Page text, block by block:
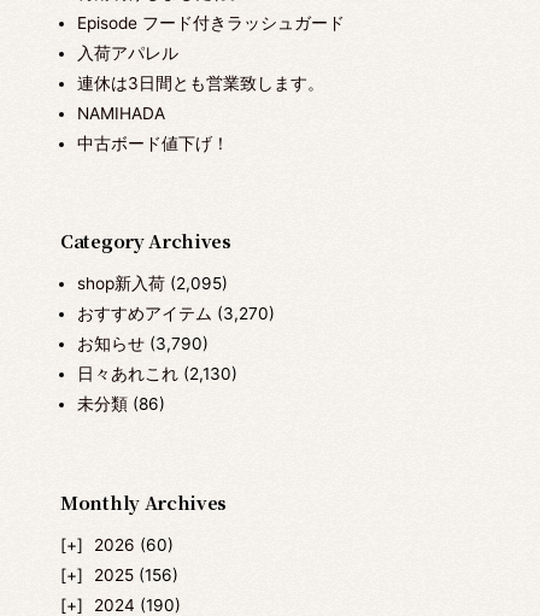
Episode フード付きラッシュガード
入荷アパレル
連休は3日間とも営業致します。
NAMIHADA
中古ボード値下げ！
Category Archives
shop新入荷(2,095)
おすすめアイテム (3,270)
お知らせ(3,790)
日々あれこれ(2,130)
未分類(86)
Monthly Archives
2026 (60)
2025 (156)
2024 (190)